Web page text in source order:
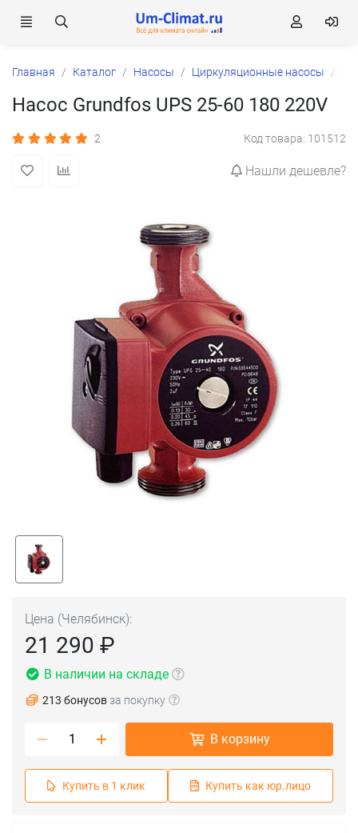
Главная Каталог Насосы Циркуляционные насосы
Насос Grundfos UPS 25-60 180 220V
2 Код товара: 101512
Нашли дешевле?
Цена (Челябинск):
21 290 ₽
В наличии на складе
213 бонусов за покупку
В корзину
Купить в 1 клик Купить как юр.лицо